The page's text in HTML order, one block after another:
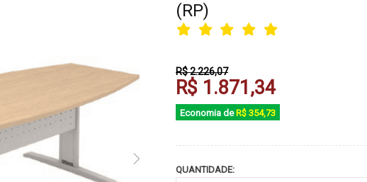
(RP)
R$ 2.226,07
R$ 1.871,34
Economia de R$ 354,73
QUANTIDADE: